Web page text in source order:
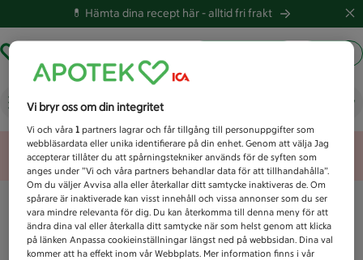
💊 Hämta dina recept här -alltid fri frakt
Vad letar du efter idag?
Unknown error
Vi bryr oss om din integritet
Vi och våra1 partners lagrar och får tillgång till personuppgifter som
webbläsardata eller unika identifierare på din enhet. Genom att välja Jag
accepterar tillåter du att spårningstekniker används för de syften som
anges under ”Vi och våra partners behandlar data för att tillhandahålla”.
Om du väljer Avvisa alla eller återkallar ditt samtycke inaktiveras de. Om
spårare är inaktiverade kan visst innehåll och vissa annonser som du ser
vara mindre relevanta för dig. Du kan återkomma till denna meny för att
ändra dina val eller återkalla ditt samtycke när som helst genom att klicka
på länken Anpassa cookieinställningar längst ned på webbsidan. Dina val
kommer att ha effekt inom vår Webbplats. Mer information finns i vår